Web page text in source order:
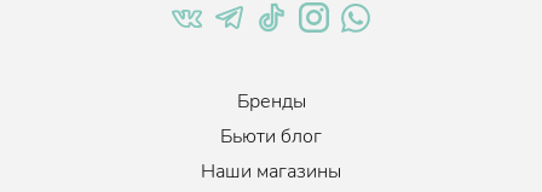
смягчает, разглаживает микрорельеф и делает кожу более
повышает упругость и эластичность кожи,
укрепляет защитный барьер, регулирует водно-липидный
Бренды
Бьюти блог
Наши магазины